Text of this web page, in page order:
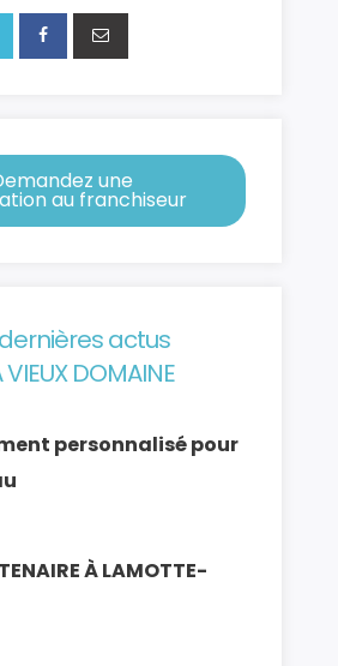
une
au franchiseur
actus
DOMAINE
personnalisé pour
À LAMOTTE-